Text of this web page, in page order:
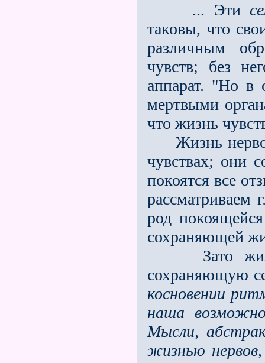
... Эти
таковы, что
различным
чувств; без
аппарат. "Но в
мертвыми
что жизнь
Жизнь нервов
чувствах; они
покоятся все
род
сохраняющей
Зато жизнь
сохраняющую
косновении
наша
Мысли,
жизнью нервов